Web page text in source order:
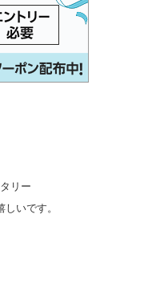
リー
いです。